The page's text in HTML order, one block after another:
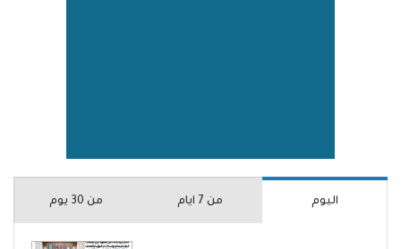
اليوم من 7 ايام من 30 يوم